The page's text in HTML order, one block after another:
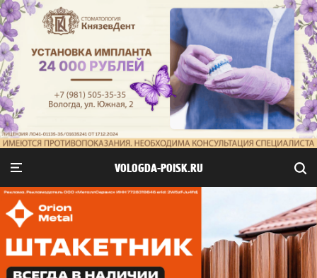
VOLOGDA-POISK.RU